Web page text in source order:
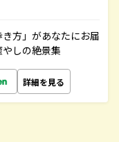
方」があなたにお届
しの絶景集
詳細を見る